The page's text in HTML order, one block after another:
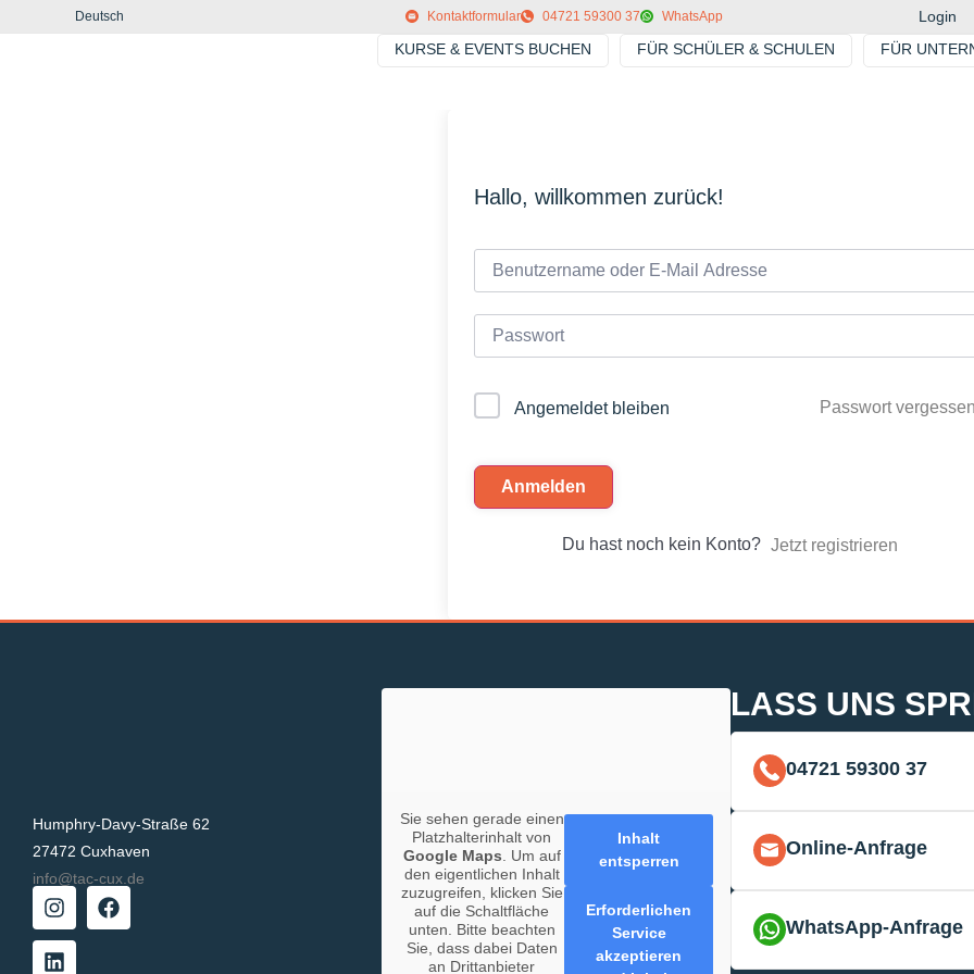
Deutsch Kontaktformular 04721 59300 37 WhatsApp
Login
KURSE & EVENTS BUCHEN
FÜR SCHÜLER & SCHULEN FÜR
Hallo, willkommen zurück!
Angemeldet bleiben Passwort
Anmelden
Du hast noch kein Konto? Jetzt registrieren
Humphry-Davy-Straße 62
27472 Cuxhaven
info@tac-cux.de
Sie sehen gerade einen
Platzhalterinhalt von
Google Maps . Um auf
den eigentlichen Inhalt
zuzugreifen, klicken Sie
auf die Schaltfläche
unten. Bitte beachten
Sie, dass dabei Daten
an Drittanbieter
Inhalt
entsperren
Erforderlichen
Service
akzeptieren
LASS UNS
04721 59300 37
Online-Anfrage
WhatsApp-Anfrage